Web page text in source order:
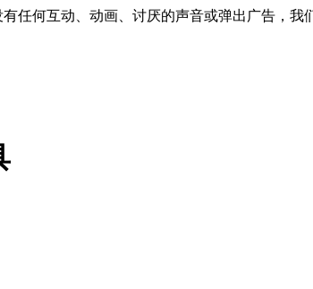
任何互动、动画、讨厌的声音或弹出广告，我